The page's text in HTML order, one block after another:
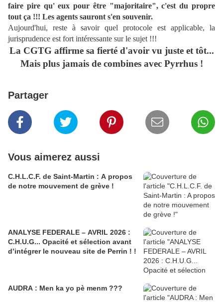
faire pire qu' eux pour être "majoritaire", c'est du propre
tout ça !!! Les agents sauront s'en souvenir.
Aujourd'hui, reste à savoir quel protocole est applicable, la
jurisprudence est fort intéressante sur le sujet !!!
La CGTG affirme sa fierté d'avoir vu juste et tôt...
Mais plus jamais de combines avec Pyrrhus !
Partager
Vous aimerez aussi
C.H.L.C.F. de Saint-Martin : A propos
de notre mouvement de grève !
ANALYSE FEDERALE – AVRIL 2026 :
C.H.U.G... Opacité et sélection avant
d’intégrer le nouveau site de Perrin ! !
AUDRA : Men ka yo pè menm ???